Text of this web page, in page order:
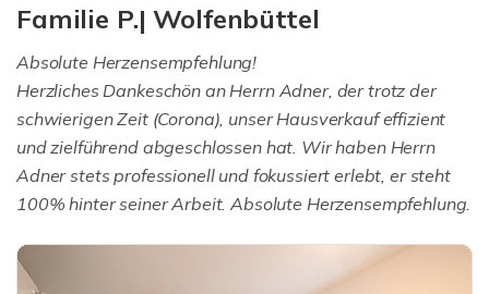
Familie P.| Wolfenbüttel
Absolute Herzensempfehlung!
Herzliches Dankeschön an Herrn Adner, der trotz der
schwierigen Zeit (Corona), unser Hausverkauf effizient
und zielführend abgeschlossen hat. Wir haben Herrn
Adner stets professionell und fokussiert erlebt, er steht
100% hinter seiner Arbeit. Absolute Herzensempfehlung.